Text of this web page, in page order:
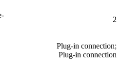
2
Plug-in connection;
Plug-in connection